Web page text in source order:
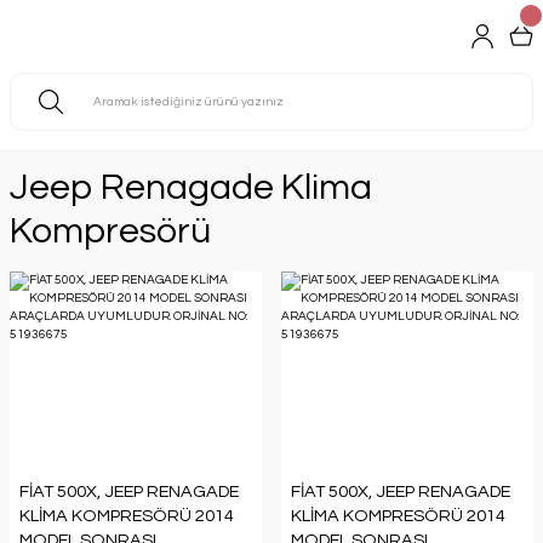
Jeep Renagade Klima
Kompresörü
FİAT 500X, JEEP RENAGADE
KLİMA KOMPRESÖRÜ 2014
FİAT 500X, JEEP RENAGADE
KLİMA KOMPRESÖRÜ 2014